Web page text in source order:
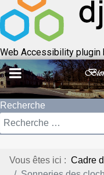
Web Accessibility plugin
Recherche
Vous êtes ici : Cadre